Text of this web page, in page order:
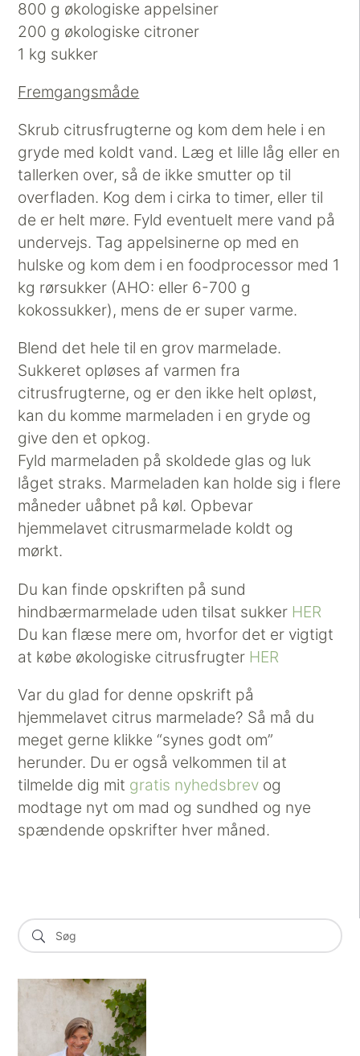
800 g økologiske appelsiner
200 g økologiske citroner
1 kg sukker
Fremgangsmåde
Skrub citrusfrugterne og kom dem hele i en
gryde med koldt vand. Læg et lille låg eller en
tallerken over, så de ikke smutter op til
overfladen. Kog dem i cirka to timer, eller til
de er helt møre. Fyld eventuelt mere vand på
undervejs. Tag appelsinerne op med en
hulske og kom dem i en foodprocessor med 1
kg rørsukker (AHO: eller 6-700 g
kokossukker), mens de er super varme.
Blend det hele til en grov marmelade.
Sukkeret opløses af varmen fra
citrusfrugterne, og er den ikke helt opløst,
kan du komme marmeladen i en gryde og
give den et opkog.
Fyld marmeladen på skoldede glas og luk
låget straks. Marmeladen kan holde sig i flere
måneder uåbnet på køl. Opbevar
hjemmelavet citrusmarmelade koldt og
mørkt.
Du kan finde opskriften på sund
hindbærmarmelade uden tilsat sukker HER
Du kan flæse mere om, hvorfor det er vigtigt
at købe økologiske citrusfrugter HER
Var du glad for denne opskrift på
hjemmelavet citrus marmelade? Så må du
meget gerne klikke “synes godt om”
herunder. Du er også velkommen til at
tilmelde dig mit gratis nyhedsbrev og
modtage nyt om mad og sundhed og nye
spændende opskrifter hver måned.